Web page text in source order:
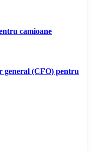
camioane
general (CFO) pentru